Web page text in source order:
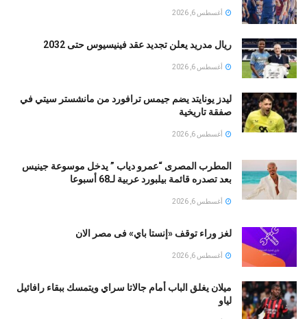
أغسطس 6, 2026
ريال مدريد يعلن تجديد عقد فينيسيوس حتى 2032
أغسطس 6, 2026
ليدز يونايتد يضم جيمس ترافورد من مانشستر سيتي في
صفقة تاريخية
أغسطس 6, 2026
المطرب المصرى “عمرو دياب ” يدخل موسوعة جينيس
بعد تصدره قائمة بيلبورد عربية لـ68 أسبوعا
أغسطس 6, 2026
لغز وراء توقف «إنستا باي» فى مصر الان
أغسطس 6, 2026
ميلان يغلق الباب أمام جالاتا سراي ويتمسك ببقاء رافائيل
لياو